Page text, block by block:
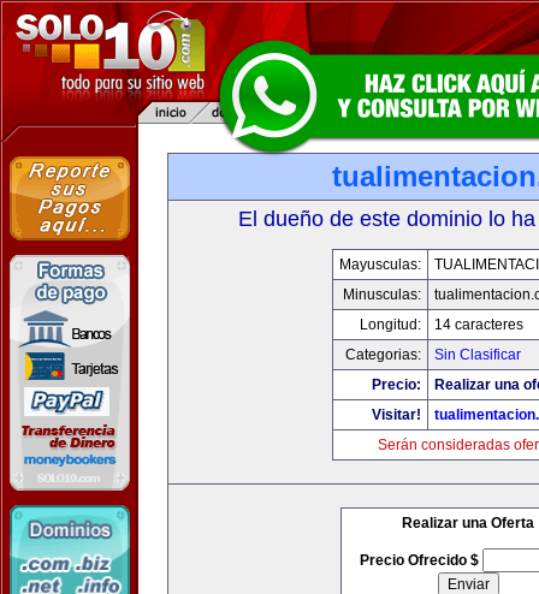
El dueño de este dominio lo
Mayusculas:
Minusculas:
Longitud:
14 caracteres
Categorias:
Sin Clasificar
Precio:
Realizar una
Visitar!
Serán consideradas
Realizar una Oferta
Precio Ofrecido $